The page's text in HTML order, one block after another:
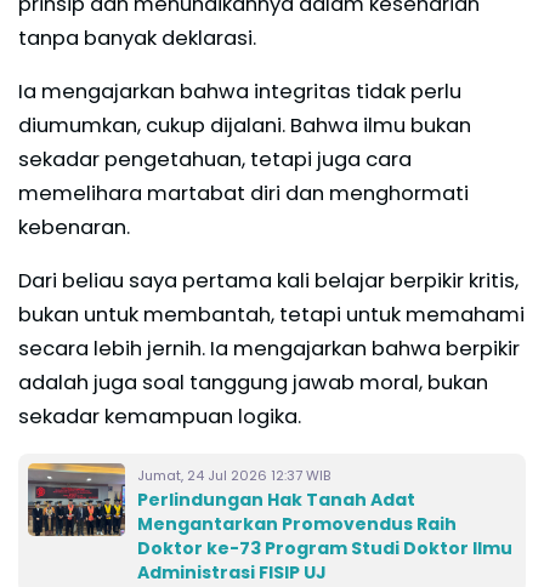
tanpa banyak deklarasi.
Ia mengajarkan bahwa integritas tidak perlu
diumumkan, cukup dijalani. Bahwa ilmu bukan
sekadar pengetahuan, tetapi juga cara
memelihara martabat diri dan menghormati
kebenaran.
Dari beliau saya pertama kali belajar berpikir kritis,
bukan untuk membantah, tetapi untuk memahami
secara lebih jernih. Ia mengajarkan bahwa berpikir
adalah juga soal tanggung jawab moral, bukan
sekadar kemampuan logika.
Jumat, 24 Jul 2026 12:37 WIB
Perlindungan Hak Tanah Adat
Mengantarkan Promovendus Raih
Doktor ke-73 Program Studi Doktor Ilmu
Administrasi FISIP UJ